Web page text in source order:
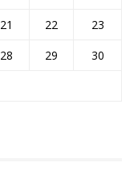
21 22
23
28 29
30